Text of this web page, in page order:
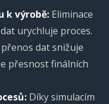
k výrobě: Eliminace
urychluje proces.
dat snižuje
přesnost finálních
Díky simulacím